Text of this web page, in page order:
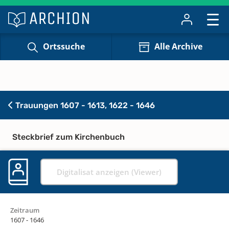
Ortssuche Alle Archive
Trauungen 1607 - 1613, 1622 - 1646
Steckbrief zum Kirchenbuch
Digitalisat anzeigen (Viewer)
Zeitraum
1607 - 1646